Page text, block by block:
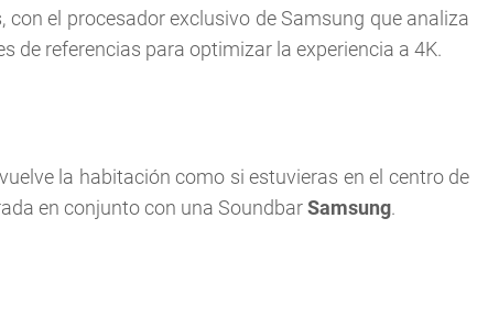
el procesador exclusivo de Samsung que analiza
de referencias para optimizar la experiencia a 4K.
la habitación como si estuvieras en el centro de
en conjunto con una SoundbarSamsung.